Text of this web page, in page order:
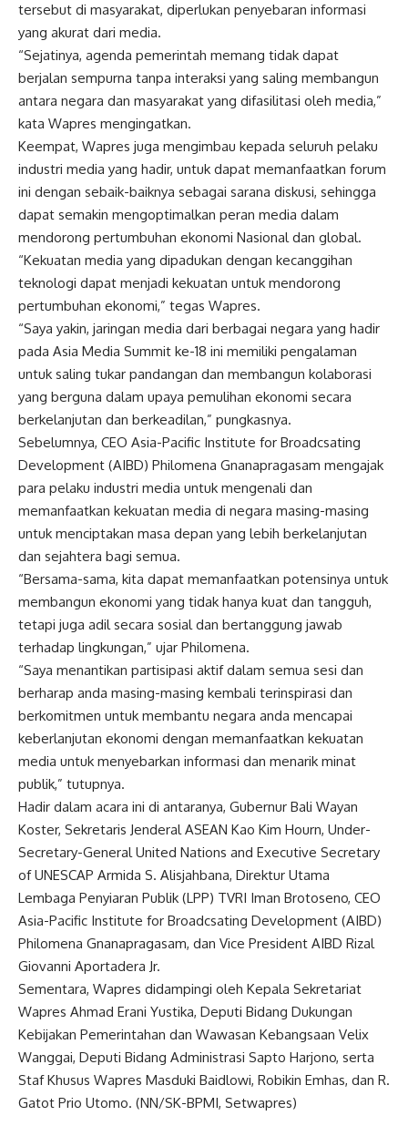
tersebut di masyarakat, diperlukan penyebaran informasi
yang akurat dari media.
“Sejatinya, agenda pemerintah memang tidak dapat
berjalan sempurna tanpa interaksi yang saling membangun
antara negara dan masyarakat yang difasilitasi oleh media,”
kata Wapres mengingatkan.
Keempat, Wapres juga mengimbau kepada seluruh pelaku
industri media yang hadir, untuk dapat memanfaatkan forum
ini dengan sebaik-baiknya sebagai sarana diskusi, sehingga
dapat semakin mengoptimalkan peran media dalam
mendorong pertumbuhan ekonomi Nasionaldan global.
“Kekuatan media yang dipadukan dengan kecanggihan
teknologi dapat menjadi kekuatan untuk mendorong
pertumbuhan ekonomi,” tegas Wapres.
“Saya yakin, jaringan media dari berbagai negara yang hadir
pada Asia Media Summit ke-18 ini memiliki pengalaman
untuk saling tukar pandangan dan membangun kolaborasi
yang berguna dalam upaya pemulihan ekonomi secara
berkelanjutan dan berkeadilan,” pungkasnya.
Sebelumnya, CEO Asia-Pacific Institute for Broadcsating
Development (AIBD) Philomena Gnanapragasam mengajak
para pelaku industri media untuk mengenali dan
memanfaatkan kekuatan media di negara masing-masing
untuk menciptakan masa depan yang lebih berkelanjutan
dan sejahtera bagi semua.
“Bersama-sama, kita dapat memanfaatkan potensinya untuk
membangun ekonomi yang tidak hanya kuat dan tangguh,
tetapi juga adil secara sosial dan bertanggung jawab
terhadap lingkungan,” ujar Philomena.
“Saya menantikan partisipasi aktif dalam semua sesi dan
berharap anda masing-masing kembali terinspirasi dan
berkomitmen untuk membantu negara anda mencapai
keberlanjutan ekonomi dengan memanfaatkan kekuatan
media untuk menyebarkan informasi dan menarik minat
publik,” tutupnya.
Hadir dalam acara ini di antaranya, Gubernur Bali Wayan
Koster, Sekretaris Jenderal ASEAN Kao Kim Hourn, Under-
Secretary-General United Nations and Executive Secretary
of UNESCAP Armida S. Alisjahbana, Direktur Utama
Lembaga Penyiaran Publik (LPP) TVRI Iman Brotoseno, CEO
Asia-Pacific Institute for Broadcsating Development (AIBD)
Philomena Gnanapragasam, dan Vice President AIBD Rizal
Giovanni Aportadera Jr.
Sementara, Wapres didampingi oleh Kepala Sekretariat
Wapres Ahmad Erani Yustika, Deputi Bidang Dukungan
Kebijakan Pemerintahan dan Wawasan Kebangsaan Velix
Wanggai, Deputi Bidang Administrasi Sapto Harjono, serta
Staf Khusus Wapres Masduki Baidlowi, Robikin Emhas, dan R.
Gatot Prio Utomo. (NN/SK-BPMI, Setwapres)